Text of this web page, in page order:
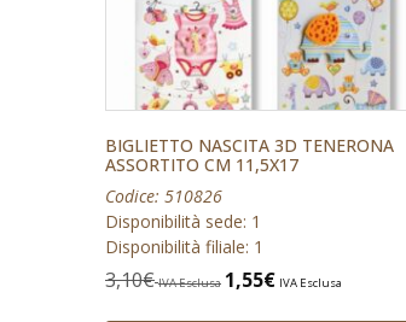
BIGLIETTO NASCITA 3D TENERONA
ASSORTITO CM 11,5X17
Codice: 510826
Disponibilità sede: 1
Disponibilità filiale: 1
3,10€ IVA Esclusa 1,55€ IVA Esclusa